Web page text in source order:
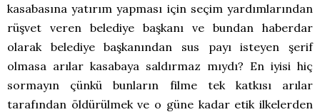
kasabasına yatırım yapması için seçim yardımlarından
rüşvet veren belediye başkanı ve bundan haberdar
olarak belediye başkanından sus payı isteyen şerif
olmasa arılar kasabaya saldırmaz mıydı? En iyisi hiç
sormayın çünkü bunların filme tek katkısı arılar
tarafından öldürülmek ve o güne kadar etik ilkelerden